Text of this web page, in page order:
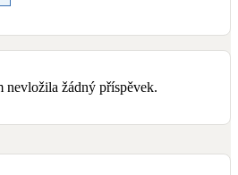
nevložila žádný příspěvek.